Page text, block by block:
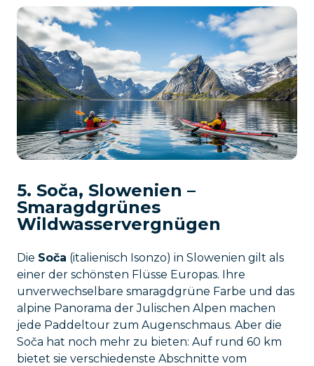
5. Soča, Slowenien –
Smaragdgrünes
Wildwasservergnügen
Die Soča (italienisch Isonzo) in Slowenien gilt als
einer der schönsten Flüsse Europas. Ihre
unverwechselbare smaragdgrüne Farbe und das
alpine Panorama der Julischen Alpen machen
jede Paddeltour zum Augenschmaus. Aber die
Soča hat noch mehr zu bieten: Auf rund 60 km
bietet sie verschiedenste Abschnitte vom